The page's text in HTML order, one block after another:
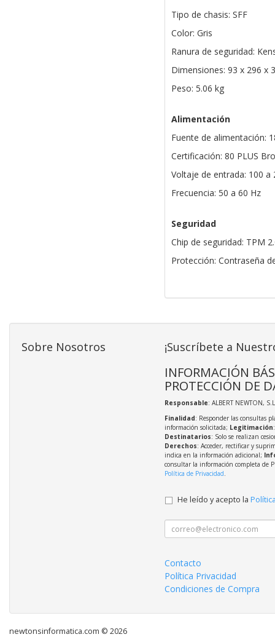
Tipo de chasis: SFF
Color: Gris
Ranura de seguridad:
Dimensiones: 93 x 296 x
Peso: 5.06 kg
Alimentación
Fuente de alimentación:
Certificación: 80 PLUS
Voltaje de entrada: 100 a
Frecuencia: 50 a 60 Hz
Seguridad
Chip de seguridad: TPM
Protección: Contraseña
Sobre Nosotros ¡Suscríbete a
INFORMACIÓN
PROTECCIÓN DE
Responsable: ALBERT NEWTON,
Finalidad: Responder las consultas
información solicitada; Legitimación
Destinatarios: Solo se realizan
Derechos: Acceder, rectificar y
indica en la información adicional;
consultar la información completa de
Política de Privacidad.
He leído y acepto la
Contacto
Política Privacidad
Condiciones de Compra
newtonsinformatica.com © 2026